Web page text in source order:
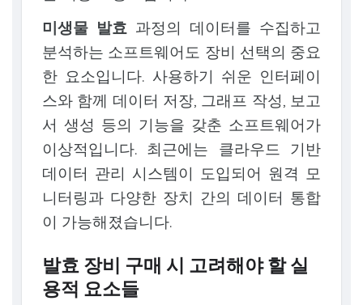
미생물 발효과정의 데이터를 수집하고
분석하는 소프트웨어도 장비 선택의 중요
한 요소입니다. 사용하기 쉬운 인터페이
스와 함께 데이터 저장, 그래프 작성, 보고
서 생성 등의 기능을 갖춘 소프트웨어가
이상적입니다. 최근에는 클라우드 기반
데이터 관리 시스템이 도입되어 원격 모
니터링과 다양한 장치 간의 데이터 통합
이 가능해졌습니다.
발효 장비 구매 시 고려해야 할 실
용적 요소들